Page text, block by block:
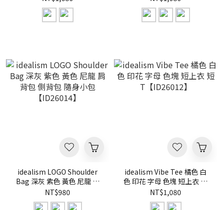
idealism LOGO Shoulder
Bag 深灰 紫色 黃色 尼龍 肩
背包 側背包 隨身小包
【ID26014】
NT$980
idealism Vibe Tee 橘色 白
色 印花 字母 色塊 短上衣 短
T【ID26012】
NT$1,080